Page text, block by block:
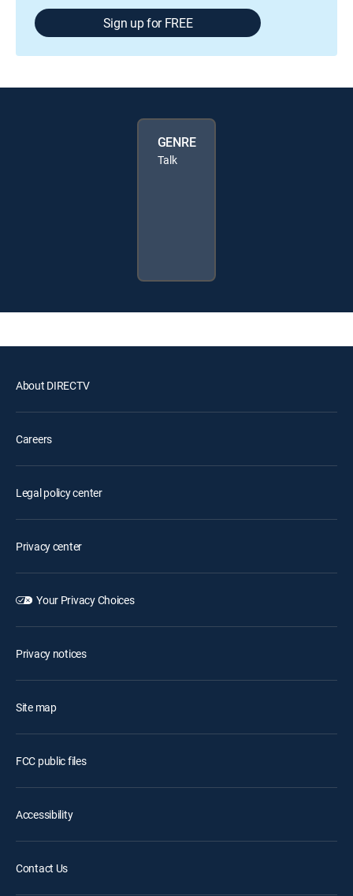
Sign up for FREE
GENRE
Talk
About DIRECTV
Careers
Legal policy center
Privacy center
Your Privacy Choices
Privacy notices
Site map
FCC public files
Accessibility
Contact Us